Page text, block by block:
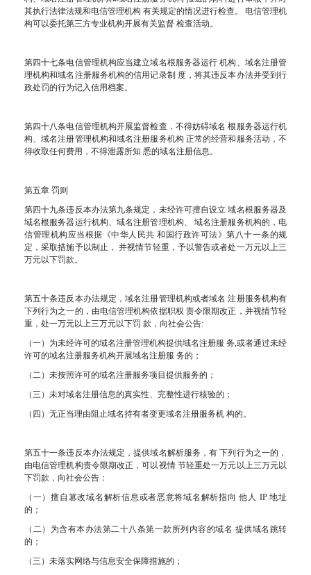
其执行法律法规和电信管理机构 有关规定的情况进行检查。 电信管理机
构可以委托第三方专业机构开展有关监督 检查活动。
第四十七条电信管理机构应当建立域名根服务器运行 机构、域名注册管
理机构和域名注册服务机构的信用记录制 度，将其违反本办法并受到行
政处罚的行为记入信用档案。
第四十八条电信管理机构开展监督检查，不得妨碍域名 根服务器运行机
构、域名注册管理机构和域名注册服务机构 正常的经营和服务活动，不
得收取任何费用，不得泄露所知 悉的域名注册信息。
第五章 罚则
第四十九条违反本办法第九条规定，未经许可擅自设立 域名根服务器及
域名根服务器运行机构、域名注册管理机构、 域名注册服务机构的，电
信管理机构应当根据《中华人民共 和国行政许可法》第八十一条的规
定，采取措施予以制止， 并视情节轻重，予以警告或者处一万元以上三
万元以下罚款。
第五十条违反本办法规定，域名注册管理机构或者域名 注册服务机构有
下列行为之一的，由电信管理机构依据职权 责令限期改正，并视情节轻
重，处一万元以上三万元以下罚 款，向社会公告:
（一）为未经许可的域名注册管理机构提供域名注册服 务,或者通过未经
许可的域名注册服务机构开展域名注册服 务的；
（二）未按照许可的域名注册服务项目提供服务的；
（三）未对域名注册信息的真实性、完整性进行核验的；
（四）无正当理由阻止域名持有者变更域名注册服务机 构的。
第五十一条违反本办法规定，提供域名解析服务，有 下列行为之一的，
由电信管理机构责令限期改正，可以视情 节轻重处一万元以上三万元以
下罚款，向社会公告：
（一）擅自篡改域名解析信息或者恶意将域名解析指向 他人 IP 地址
的；
（二）为含有本办法第二十八条第一款所列内容的域名 提供域名跳转
的；
（三）未落实网络与信息安全保障措施的；